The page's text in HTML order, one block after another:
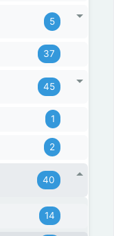
5
37
45
1
2
40
14